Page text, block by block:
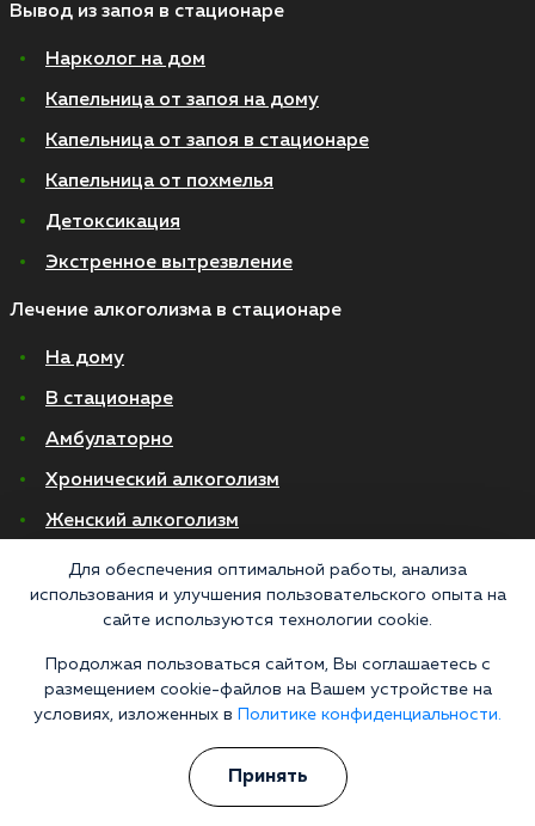
Вывод из запоя в стационаре
Нарколог на дом
Капельница от запоя на дому
Капельница от запоя в стационаре
Капельница от похмелья
Детоксикация
Экстренное вытрезвление
Лечение алкоголизма в стационаре
На дому
В стационаре
Амбулаторно
Хронический алкоголизм
Женский алкоголизм
Пивной алкоголизм
© 2026 Все права защищены
Согласие на обработку персональных данных
ЛО-50-01-012801 от 27.08.2021 по адресу: 127083, Московская область, г.
Москва, улица 8 Марта, 1с12, подъезд 1
«Напоминаем, что сайт https://narkologiya24.clinic против распространения,
Для обеспечения оптимальной работы, анализа
использования и улучшения пользовательского опыта на
сайте используются технологии cookie.
Продолжая пользоваться сайтом, Вы соглашаетесь с
размещением cookie-файлов на Вашем устройстве на
условиях, изложенных в
Политике конфиденциальности.
Принять